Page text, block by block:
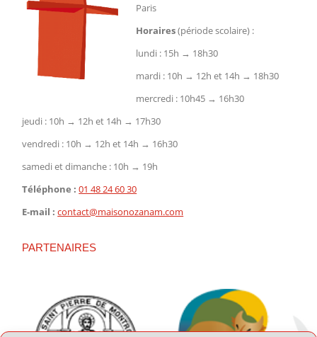
Paris
Horaires(période scolaire) :
lundi : 15h → 18h30
mardi : 10h → 12h et 14h → 18h30
mercredi : 10h45 → 16h30
jeudi : 10h → 12h et 14h → 17h30
vendredi : 10h → 12h et 14h → 16h30
samedi et dimanche : 10h → 19h
Téléphone : 01 48 24 60 30
E-mail : contact@maisonozanam.com
PARTENAIRES